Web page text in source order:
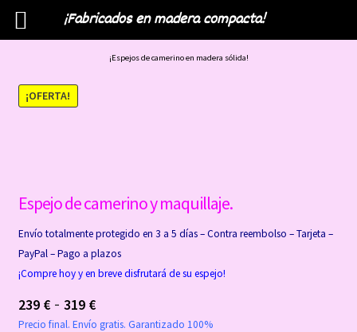
¡Espejos de camerino en madera sólida!
¡OFERTA!
Espejo de camerino y maquillaje.
Envío totalmente protegido en 3 a 5 días – Contra reembolso – Tarjeta –
PayPal – Pago a plazos
¡Compre hoy y en breve disfrutará de su espejo!
239 € - 319 €
Precio final. Envío gratis. Garantizado 100%
¡Fabricados en madera compacta!